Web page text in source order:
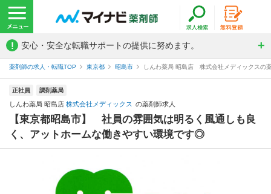
! 安心・安全な転職サポートの提供に努めます。
薬剤師の求人・転職TOP 東京都 昭島市 しんわ薬局 昭島店 株式会社メディックスの
正社員 調剤薬局
しんわ薬局 昭島店 株式会社メディックス の薬剤師求人
【東京都昭島市】 社員の雰囲気は明るく風通しも良
く、アットホームな働きやすい環境です◎